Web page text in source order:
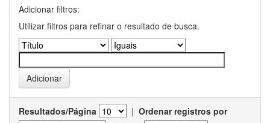
Adicionar filtros:
Utilizar filtros para refinar o resultado de busca.
Resultados/Página | Ordenar registros por